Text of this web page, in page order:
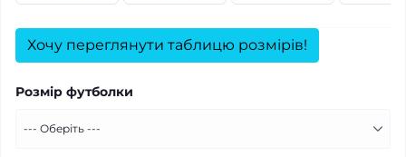
Хочу переглянути таблицю розмірів!
Розмір футболки